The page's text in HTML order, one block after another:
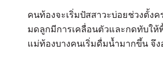
คนท้องจะเริ่มปัสสาวะบ่อยช่วงตั้ง
มดลูกมีการเคลื่อนตัวและกดทับให้
แม่ท้องบางคนเริ่มดื่มน้ำมากขึ้น จึ